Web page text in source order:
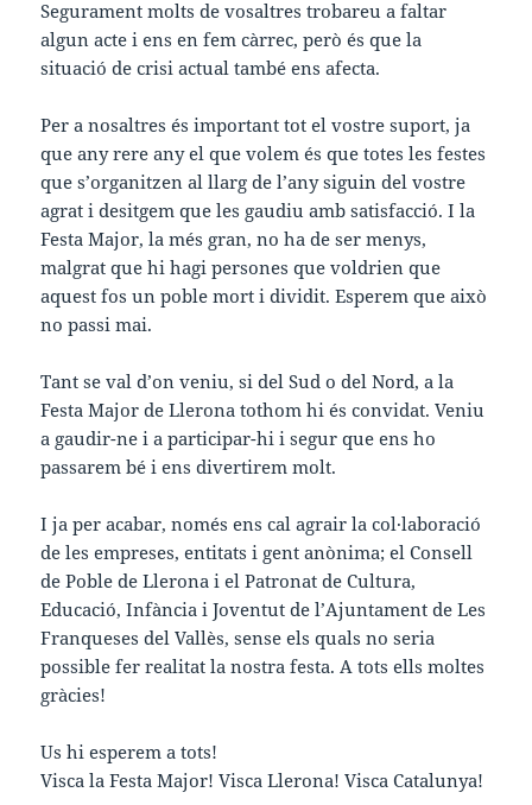
Segurament molts de vosaltres trobareu a faltar
algun acte i ens en fem càrrec, però és que la
situació de crisi actual també ens afecta.
Per a nosaltres és important tot el vostre suport, ja
que any rere any el que volem és que totes les festes
que s’organitzen al llarg de l’any siguin del vostre
agrat i desitgem que les gaudiu amb satisfacció. I la
Festa Major, la més gran, no ha de ser menys,
malgrat que hi hagi persones que voldrien que
aquest fos un poble mort i dividit. Esperem que això
no passi mai.
Tant se val d’on veniu, si del Sud o del Nord, a la
Festa Major de Llerona tothom hi és convidat. Veniu
a gaudir-ne i a participar-hi i segur que ens ho
passarem bé i ens divertirem molt.
I ja per acabar, només ens cal agrair la col·laboració
de les empreses, entitats i gent anònima; el Consell
de Poble de Llerona i el Patronat de Cultura,
Educació, Infància i Joventut de l’Ajuntament de Les
Franqueses del Vallès, sense els quals no seria
possible fer realitat la nostra festa. A tots ells moltes
gràcies!
Us hi esperem a tots!
Visca la Festa Major! Visca Llerona! Visca Catalunya!